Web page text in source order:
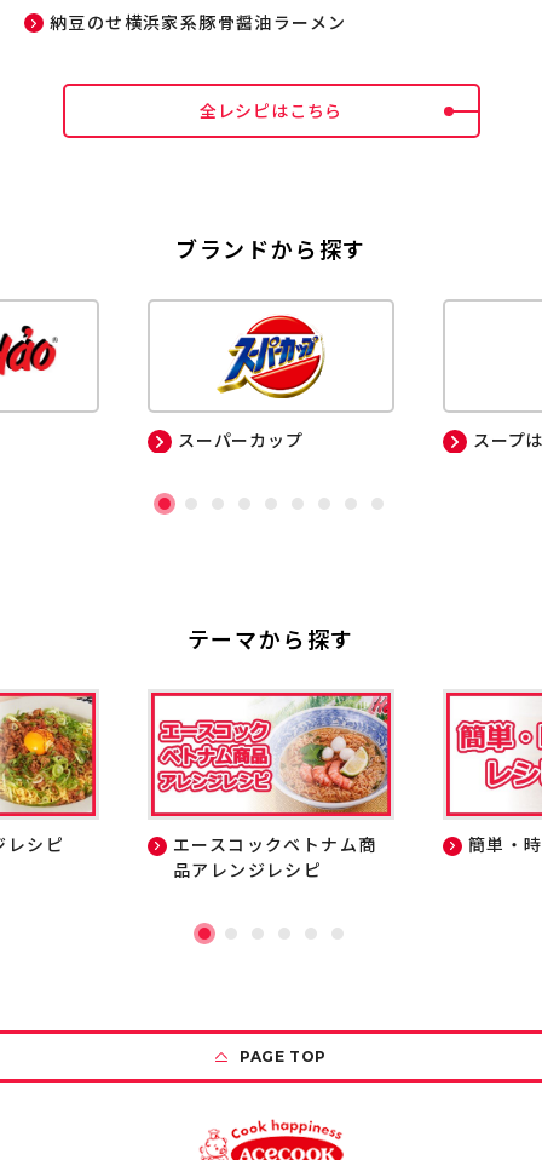
納豆のせ横浜家系豚骨醤油ラーメン
全レシピはこちら
ブランドから探す
スーパーカップ スープ
テーマから探す
レシピ
エースコックベトナム商
品アレンジレシピ
簡単・
PAGE TOP